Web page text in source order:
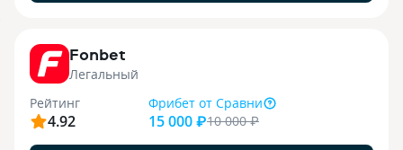
Fonbet
Легальный
Рейтинг
4.92
Фрибет от Сравни
15 000 ₽10 000₽